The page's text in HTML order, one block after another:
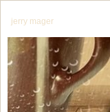
jerry mager